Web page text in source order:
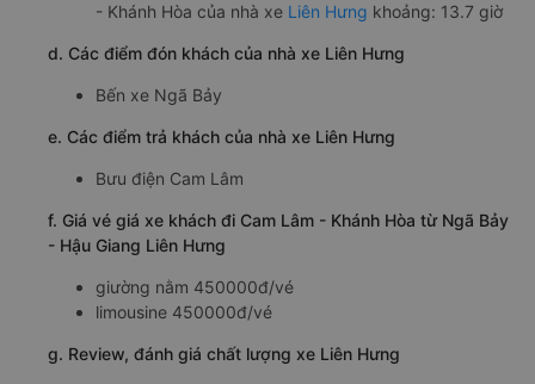
- Khánh Hòa của nhà xe Liên Hưng khoảng: 13.7 giờ
d. Các điểm đón khách của nhà xe Liên Hưng
Bến xe Ngã Bảy
e. Các điểm trả khách của nhà xe Liên Hưng
Bưu điện Cam Lâm
f. Giá vé giá xe khách đi Cam Lâm - Khánh Hòa từ Ngã Bảy
- Hậu Giang Liên Hưng
giường nằm 450000đ/vé
limousine 450000đ/vé
g. Review, đánh giá chất lượng xe Liên Hưng